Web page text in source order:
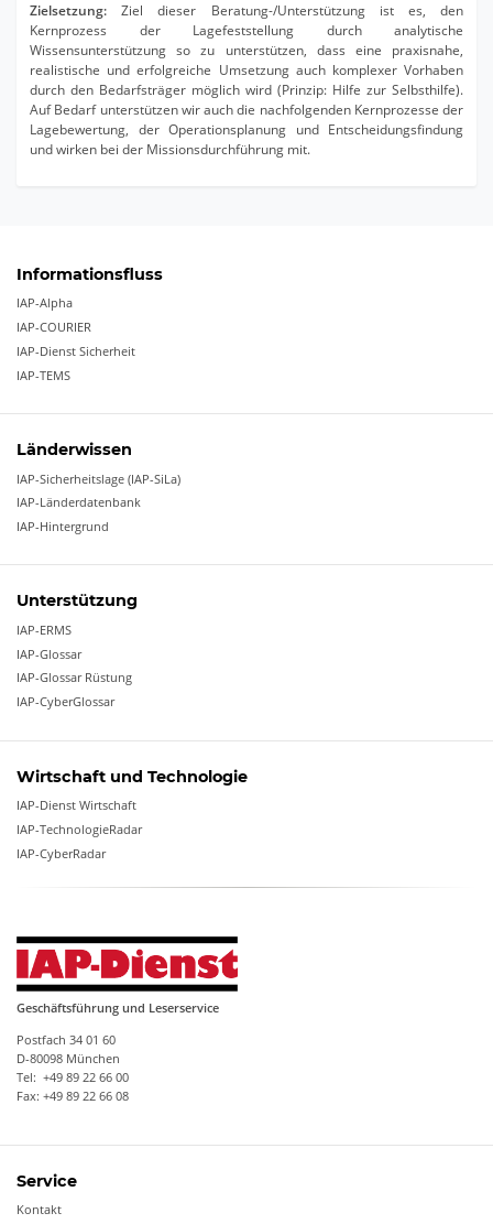
Zielsetzung: Ziel dieser Beratung-/Unterstützung ist es, den
Kernprozess der Lagefeststellung durch analytische
Wissensunterstützung so zu unterstützen, dass eine praxisnahe,
realistische und erfolgreiche Umsetzung auch komplexer Vorhaben
durch den Bedarfsträger möglich wird (Prinzip: Hilfe zur Selbsthilfe).
Auf Bedarf unterstützen wir auch die nachfolgenden Kernprozesse der
Lagebewertung, der Operationsplanung und Entscheidungsfindung
und wirken bei der Missionsdurchführung mit.
Informationsfluss
IAP-Alpha
IAP-COURIER
IAP-Dienst Sicherheit
IAP-TEMS
Länderwissen
IAP-Sicherheitslage (IAP-SiLa)
IAP-Länderdatenbank
IAP-Hintergrund
Unterstützung
IAP-ERMS
IAP-Glossar
IAP-Glossar Rüstung
IAP-CyberGlossar
Wirtschaft und Technologie
IAP-Dienst Wirtschaft
IAP-TechnologieRadar
IAP-CyberRadar
Geschäftsführung und Leserservice
Postfach 34 01 60
D-80098 München
Tel: +49 89 22 66 00
Fax: +49 89 22 66 08
Service
Kontakt